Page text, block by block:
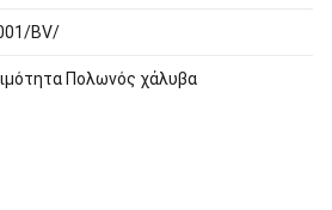
BV/
Πολωνός χάλυβα